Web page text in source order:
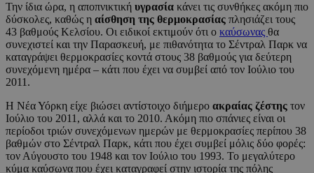
Την ίδια ώρα, η αποπνικτική υγρασία κάνει τις συνθήκες ακόμη πιο
δύσκολες, καθώς η αίσθηση της θερμοκρασίας πλησιάζει τους
43 βαθμούς Κελσίου. Οι ειδικοί εκτιμούν ότι ο καύσωνας θα
συνεχιστεί και την Παρασκευή, με πιθανότητα το Σέντραλ Παρκ να
καταγράψει θερμοκρασίες κοντά στους 38 βαθμούς για δεύτερη
συνεχόμενη ημέρα – κάτι που έχει να συμβεί από τον Ιούλιο του
2011.
Η Νέα Υόρκη είχε βιώσει αντίστοιχο διήμερο ακραίας ζέστης τον
Ιούλιο του 2011, αλλά και το 2010. Ακόμη πιο σπάνιες είναι οι
περίοδοι τριών συνεχόμενων ημερών με θερμοκρασίες περίπου 38
βαθμών στο Σέντραλ Παρκ, κάτι που έχει συμβεί μόλις δύο φορές:
τον Αύγουστο του 1948 και τον Ιούλιο του 1993. Το μεγαλύτερο
κύμα καύσωνα που έχει καταγραφεί στην ιστορία της πόλης